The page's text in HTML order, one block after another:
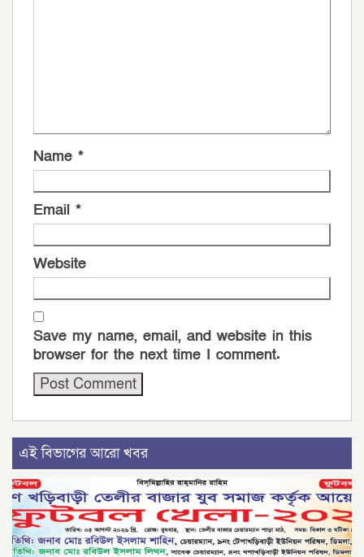
Name *
Email *
Website
Save my name, email, and website in this
browser for the next time I comment.
এই বিভাগের আরো খবর